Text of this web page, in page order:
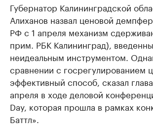
Губернатор Калининградской
Алиханов назвал ценовой
РФ с 1 апреля механизм
прим. РБК Калининград),
неидеальным инструментом.
сравнении с госрегулированием
эффективный способ, сказал
апреля в ходе деловой
Day, которая прошла в рамках
Баттл».